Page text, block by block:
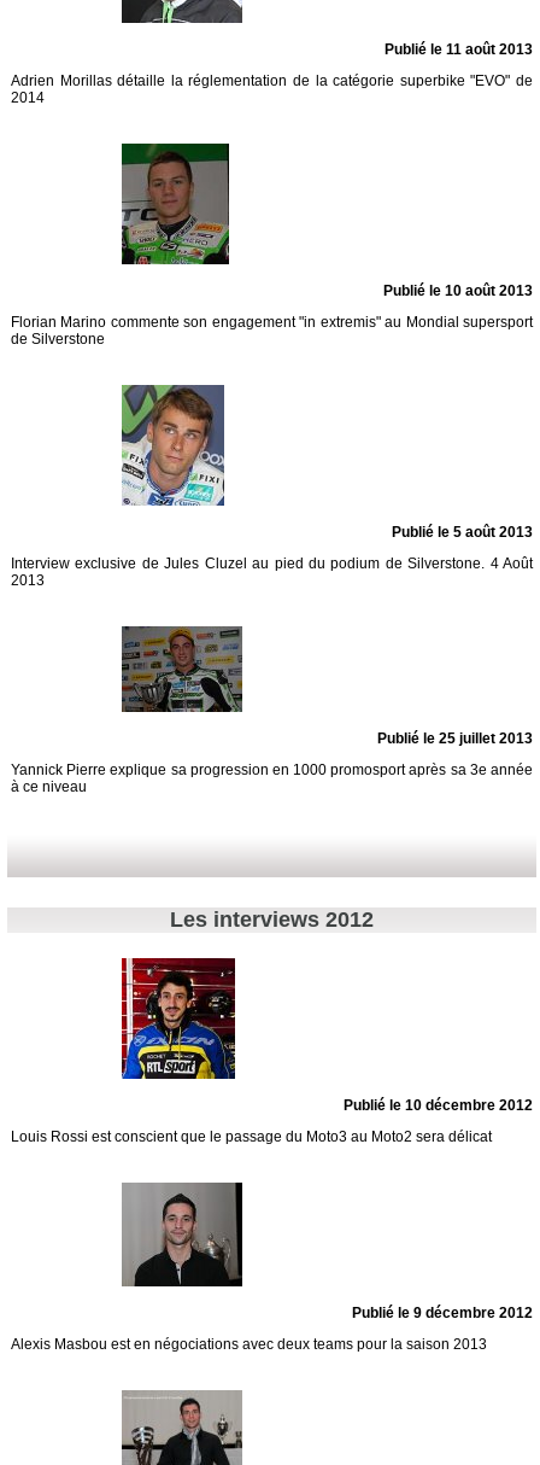
Publié le 11 août 2013
Adrien Morillas détaille la réglementation de la catégorie superbike "EVO" de
2014
Publié le 10 août 2013
Florian Marino commente son engagement "in extremis" au Mondial supersport
de Silverstone
Publié le 5 août 2013
Interview exclusive de Jules Cluzel au pied du podium de Silverstone. 4 Août
2013
Publié le 25 juillet 2013
Yannick Pierre explique sa progression en 1000 promosport après sa 3e année
à ce niveau
Les interviews 2012
Publié le 10 décembre 2012
Louis Rossi est conscient que le passage du Moto3 au Moto2 sera délicat
Publié le 9 décembre 2012
Alexis Masbou est en négociations avec deux teams pour la saison 2013